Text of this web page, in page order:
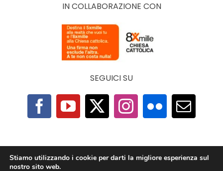
IN COLLABORAZIONE CON
SEGUICI SU
F.A.Q.|Privacy Policy|Cookie Policy|Contatti
Stiamo utilizzando i cookie per darti la migliore esperienza sul
nostro sito web.